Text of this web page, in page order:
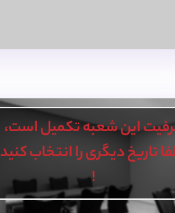
این شعبه تکمیل است،
تاریخ دیگری را انتخاب کنید
!